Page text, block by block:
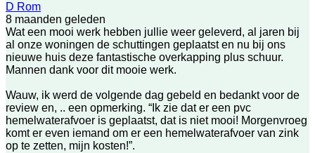
D Rom
8 maanden geleden
Wat een mooi werk hebben jullie weer geleverd, al jaren bij
al onze woningen de schuttingen geplaatst en nu bij ons
nieuwe huis deze fantastische overkapping plus schuur.
Mannen dank voor dit mooie werk.
Wauw, ik werd de volgende dag gebeld en bedankt voor de
review en, .. een opmerking. “Ik zie dat er een pvc
hemelwaterafvoer is geplaatst, dat is niet mooi! Morgenvroeg
komt er even iemand om er een hemelwaterafvoer van zink
op te zetten, mijn kosten!”.